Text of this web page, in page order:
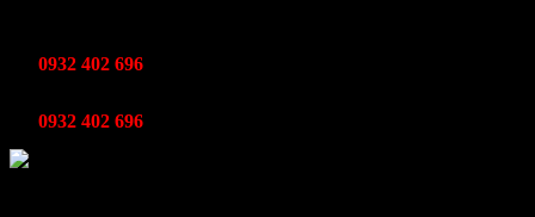
0932 402 696
0932 402 696